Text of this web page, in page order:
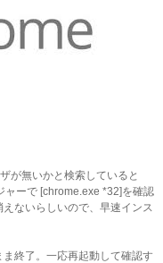
が無いかと検索していると
ーで [chrome.exe *32]を確認
ないらしいので、早速インス
終了。一応再起動して確認す